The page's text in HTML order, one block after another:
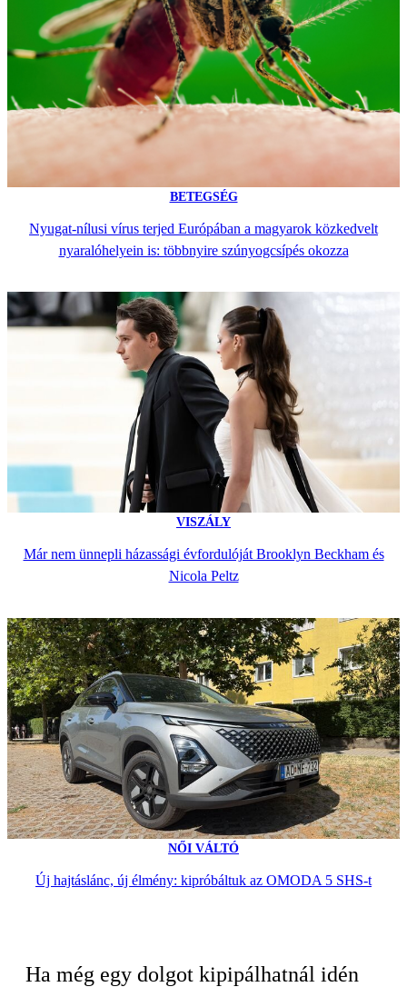
BETEGSÉG
Nyugat-nílusi vírus terjed Európában a magyarok közkedvelt
nyaralóhelyein is: többnyire szúnyogcsípés okozza
VISZÁLY
Már nem ünnepli házassági évfordulóját Brooklyn Beckham és
Nicola Peltz
NŐI VÁLTÓ
Új hajtáslánc, új élmény: kipróbáltuk az OMODA 5 SHS-t
Ha még egy dolgot kipipálhatnál idén